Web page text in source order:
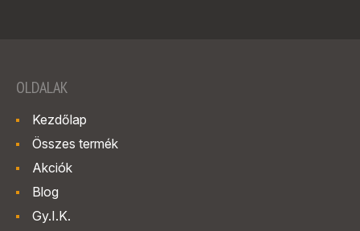
OLDALAK
Kezdőlap
Összes termék
Akciók
Blog
Gy.I.K.